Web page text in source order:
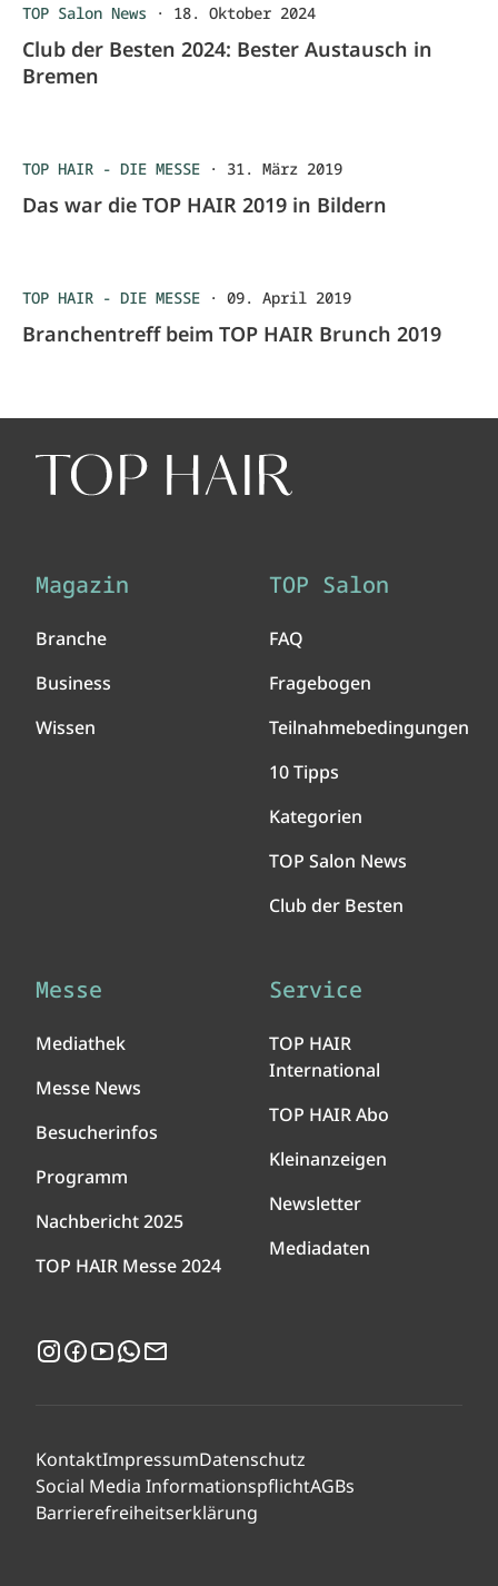
TOP Salon News · 18. Oktober 2024
Club der Besten 2024: Bester Austausch in
Bremen
TOP HAIR - DIE MESSE · 31. März 2019
Das war die TOP HAIR 2019 in Bildern
TOP HAIR - DIE MESSE · 09. April 2019
Branchentreff beim TOP HAIR Brunch 2019
Magazin
Branche
Business
Wissen
TOP Salon
FAQ
Fragebogen
Teilnahmebedingungen
10 Tipps
Kategorien
TOP Salon News
Club der Besten
Messe
Mediathek
Messe News
Besucherinfos
Programm
Nachbericht 2025
TOP HAIR Messe 2024
Service
TOP HAIR
International
TOP HAIR Abo
Kleinanzeigen
Newsletter
Mediadaten
Instagram
Facebook
YouTubeWhatsApp
KontaktImpressumDatenschutz
Social Media InformationspflichtAGBs
Barrierefreiheitserklärung